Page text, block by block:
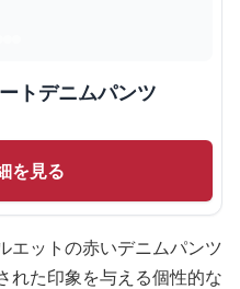
トデニムパンツ
を見る
エットの赤いデニムパンツ
れた印象を与える個性的な